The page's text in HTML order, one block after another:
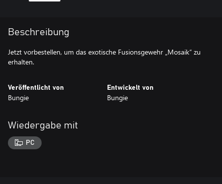
Beschreibung
Jetzt vorbestellen, um das exotische Fusionsgewehr „Mosaik“ zu
erhalten.
Veröffentlicht von
Bungie
Entwickelt von
Bungie
Wiedergabe mit
PC